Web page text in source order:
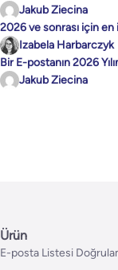
Jakub Ziecina
2026 ve sonrası için
Izabela Harbarczyk
Bir E-postanın 2026
Jakub Ziecina
Ürün
E-posta Listesi